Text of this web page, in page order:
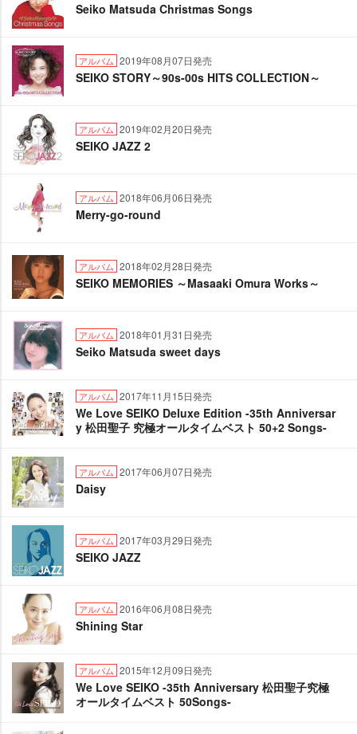
Seiko Matsuda Christmas Songs
アルバム 2019年08月07日発売
SEIKO STORY～90s-00s HITS COLLECTION～
アルバム 2019年02月20日発売
SEIKO JAZZ 2
アルバム 2018年06月06日発売
Merry-go-round
アルバム 2018年02月28日発売
SEIKO MEMORIES ～Masaaki Omura Works～
アルバム 2018年01月31日発売
Seiko Matsuda sweet days
アルバム 2017年11月15日発売
We Love SEIKO Deluxe Edition -35th Anniversar
y 松田聖子 究極オールタイムベスト 50+2 Songs-
アルバム 2017年06月07日発売
Daisy
アルバム 2017年03月29日発売
SEIKO JAZZ
アルバム 2016年06月08日発売
Shining Star
アルバム 2015年12月09日発売
We Love SEIKO -35th Anniversary 松田聖子究極
オールタイムベスト 50Songs-